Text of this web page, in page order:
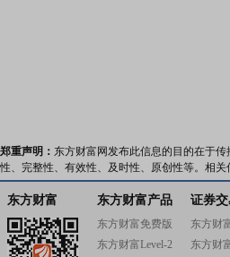
郑重声明： 东方财富网发布此信息的目的在于
性、完整性、有效性、及时性、原创性等。相
东方财富 东方财富产品
东方财富免费版
东方财富Level-2
证券
东方财
东方财